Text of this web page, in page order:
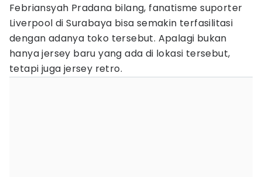
Febriansyah Pradana bilang, fanatisme suporter
Liverpool di Surabaya bisa semakin terfasilitasi
dengan adanya toko tersebut. Apalagi bukan
hanya jersey baru yang ada di lokasi tersebut,
tetapi juga jersey retro.